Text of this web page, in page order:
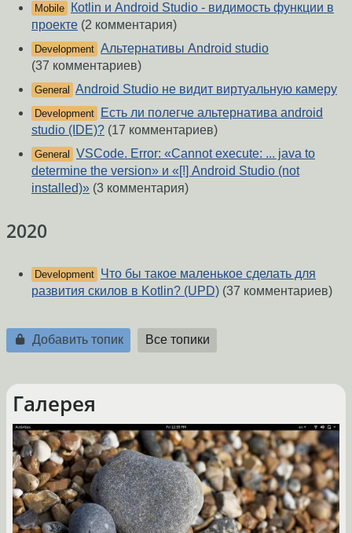
Mobile
Кotlin и Android Studio - видимость функции в
проекте (2 комментария)
Development Альтернативы Android studio
(37 комментариев)
General Android Studio не видит виртуальную камеру
Development
Есть ли полегче альтернатива android
studio (IDE)? (17 комментариев)
General
VSCode. Error: «Cannot execute: ... java to
determine the version» и «[!] Android Studio (not
installed)» (3 комментария)
2020
Development Что бы такое маленькое сделать для
развития скилов в Kotlin? (UPD) (37 комментариев)
Добавить топик Все топики
Галерея